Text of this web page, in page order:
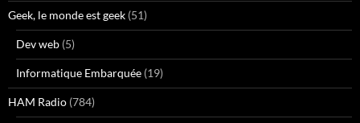
Geek, le monde est geek (51)
Dev web (5)
Informatique Embarquée (19)
HAM Radio (784)